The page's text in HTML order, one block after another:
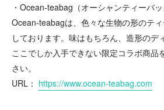
・Ocean-teabag（オーシャンティーバッ
Ocean-teabagは、色々な生物の形のテ
しております。味はもちろん、造形のデ
ここでしか入手できない限定コラボ商品
さい。
URL： https://www.ocean-teabag.com